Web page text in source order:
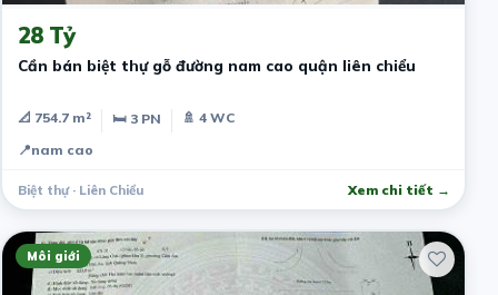
28 Tỷ
Cần bán biệt thự gỗ đường nam cao quận liên chiểu
📐 754.7 m² 🛏 3 PN
🚿 4 WC
📍nam cao
Biệt thự · Liên Chiểu Xem chi tiết →
Môi giới